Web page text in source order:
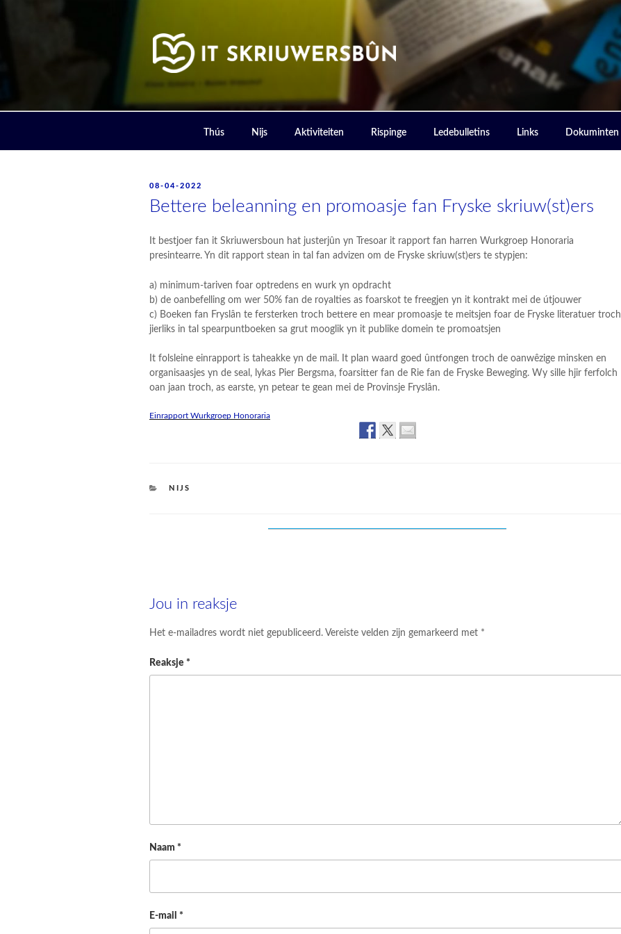
IT SKRIUWERSBOUN
Thús Nijs Aktiviteiten Rispinge Ledebulletins Links Dokuminten
POSTED
08-04-2022
Bettere beleanning en promoasje fan Fryske skriuw(st)ers
It bestjoer fan it Skriuwersboun hat justerjûn yn Tresoar it rapport fan harren Wurkgroep Honoraria
presintearre. Yn dit rapport stean in tal fan advizen om de Fryske skriuw(st)ers te stypjen:
a) minimum-tariven foar optredens en wurk yn opdracht
b) de oanbefelling om wer 50% fan de royalties as foarskot te freegjen yn it kontrakt mei de útjouwer
c) Boeken fan Fryslân te fersterken troch bettere en mear promoasje te meitsjen foar de Fryske literatuer troch
jierliks in tal spearpuntboeken sa grut mooglik yn it publike domein te promoatsjen
It folsleine einrapport is taheakke yn de mail. It plan waard goed ûntfongen troch de oanwêzige minsken en
organisaasjes yn de seal, lykas Pier Bergsma, foarsitter fan de Rie fan de Fryske Beweging. Wy sille hjir ferfolch
oan jaan troch, as earste, yn petear te gean mei de Provinsje Fryslân.
Einrapport Wurkgroep Honoraria
CATEGORIES
NIJS
Jou in reaksje
Het e-mailadres wordt niet gepubliceerd. Vereiste velden zijn gemarkeerd met *
Reaksje*
Naam*
E-mail*